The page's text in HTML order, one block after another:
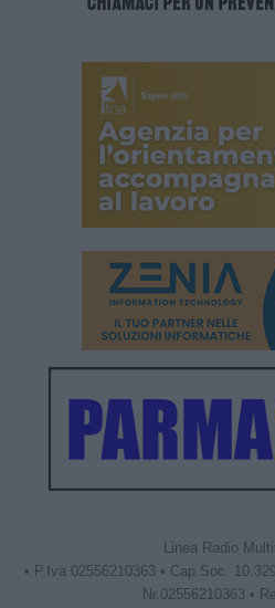
Linea Radio
• P.Iva 02556210363 • Cap.Soc.
Nr.02556210363 •